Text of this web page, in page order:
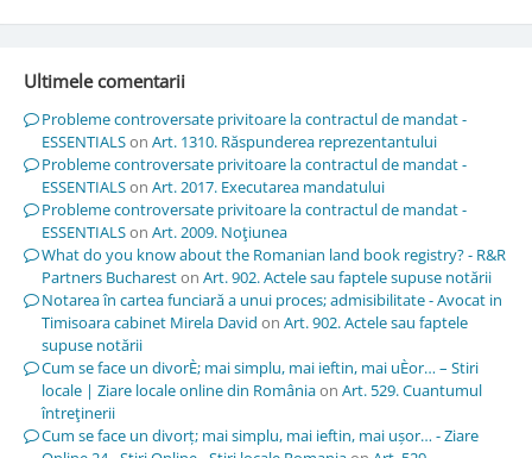
Ultimele comentarii
Probleme controversate privitoare la contractul de mandat -
ESSENTIALSon Art. 1310. Răspunderea reprezentantului
Probleme controversate privitoare la contractul de mandat -
ESSENTIALSon Art. 2017. Executarea mandatului
Probleme controversate privitoare la contractul de mandat -
ESSENTIALSon Art. 2009. Noţiunea
What do you know about the Romanian land book registry? - R&R
Partners Buchareston Art. 902. Actele sau faptele supuse notării
Notarea în cartea funciară a unui proces; admisibilitate - Avocat in
Timisoara cabinet Mirela David on Art. 902. Actele sau faptele
supuse notării
Cum se face un divorÈ; mai simplu, mai ieftin, mai uÈor… – Stiri
locale | Ziare locale online din Româniaon Art. 529. Cuantumul
întreţinerii
Cum se face un divorț; mai simplu, mai ieftin, mai ușor… - Ziare